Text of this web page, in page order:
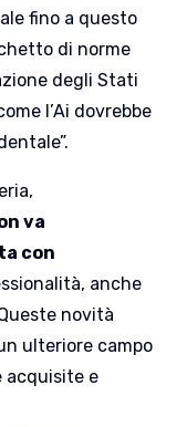
fino a questo
di norme
degli Stati
l’Ai dovrebbe
va
con
anche
novità
ulteriore campo
acquisite e